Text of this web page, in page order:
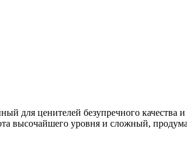
для ценителей безупречного качества
высочайшего уровня и сложный,